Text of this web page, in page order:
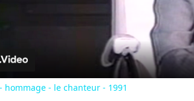
Video
hommage - le chanteur - 1991